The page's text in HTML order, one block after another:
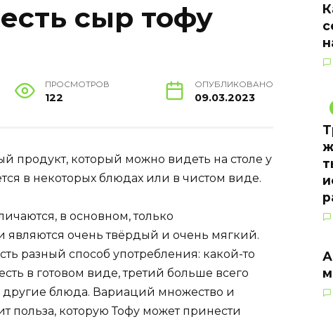
сыр тофу
ПРОСМОТРОВ
122
ОПУБЛИКОВАНО
09.03.2023
продукт, который можно видеть на столе у
в некоторых блюдах или в чистом виде.
в основном, только
очень твёрдый и очень мягкий.
разный способ употребления: какой-то
в готовом виде, третий больше всего
блюда. Вариаций множество и
польза, которую Тофу может принести
А